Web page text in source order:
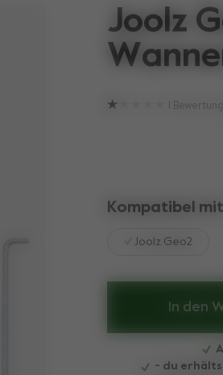
Joolz
Kompatibel
Joolz Geo2
In den
- du